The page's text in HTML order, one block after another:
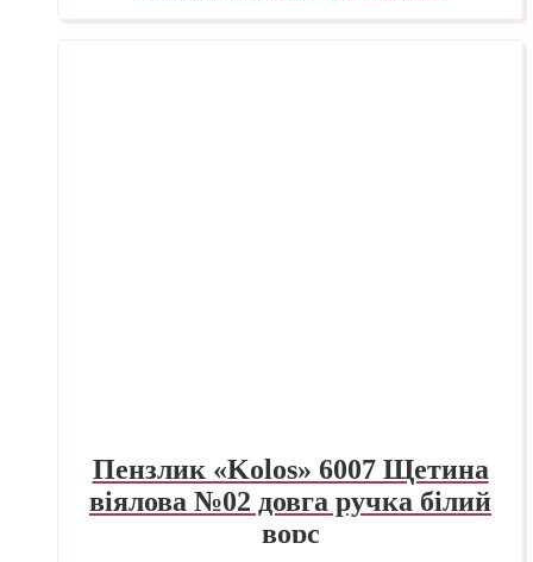
Пензлик «Kolos» 6007 Щетина
віялова №02 довга ручка білий
ворс